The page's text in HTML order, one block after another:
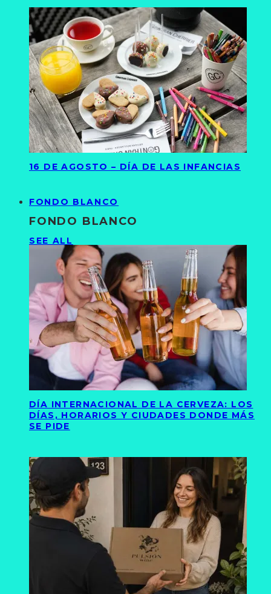
16 DE AGOSTO – DÍA DE LAS INFANCIAS
FONDO BLANCO
FONDO BLANCO
SEE ALL
DÍA INTERNACIONAL DE LA CERVEZA: LOS
DÍAS, HORARIOS Y CIUDADES DONDE MÁS
SE PIDE